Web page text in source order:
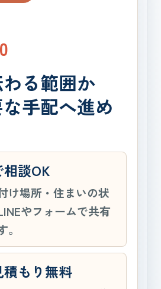
る範囲か
手配へ進め
談OK
け場所・住まいの状
やフォームで共有
積もり無料